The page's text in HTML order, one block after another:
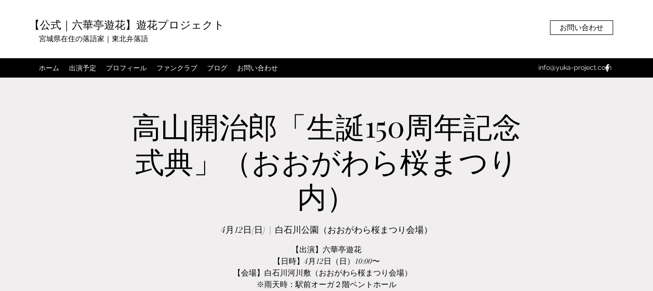
【公式｜六華亭遊花】遊花プロジェクト
宮城県在住の落語家｜東北弁落語
お問い合わせ
ホーム 出演予定 プロフィール ファンクラブ ブログ お問い合わせ info@yuka-project.com
高山開治郎「生誕150周年記念
式典」（おおがわら桜まつり
内）
4月12日(日) 白石川公園（おおがわら桜まつり会場）
【出演】六華亭遊花
【日時】4月12日（日）10:00〜
【会場】白石川河川敷（おおがわら桜まつり会場）
※雨天時：駅前オーガ２階ベントホール